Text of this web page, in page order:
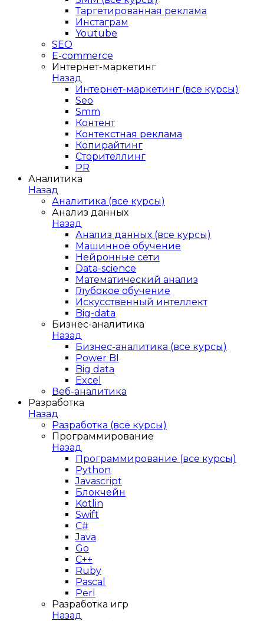
Таргетированная реклама
Инстаграм
Youtube
SEO
E-сommerce
Интернет-маркетинг
Назад
Интернет-маркетинг (все курсы)
Seo
Smm
Контент
Контекстная реклама
Копирайтинг
Сторителлинг
PR
Аналитика
Назад
Аналитика (все курсы)
Анализ данных
Назад
Анализ данных (все курсы)
Машинное обучение
Нейронные сети
Data-science
Математический анализ
Глубокое обучение
Искусственный интеллект
Big-data
Бизнес-аналитика
Назад
Бизнес-аналитика (все курсы)
Power BI
Big data
Excel
Веб-аналитика
Разработка
Назад
Разработка (все курсы)
Программирование
Назад
Программирование (все курсы)
Python
Javascript
Блокчейн
Kotlin
Swift
C#
Java
Go
C++
Ruby
Pascal
Perl
Разработка игр
Назад